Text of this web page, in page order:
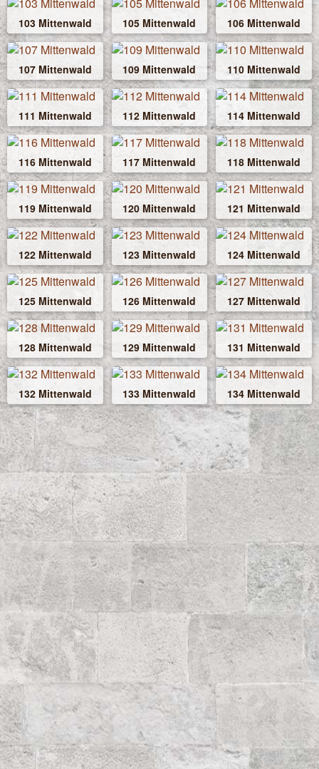
103 Mittenwald 105 Mittenwald 106 Mittenwald
107 Mittenwald 109 Mittenwald 110 Mittenwald
111 Mittenwald 112 Mittenwald 114 Mittenwald
116 Mittenwald 117 Mittenwald 118 Mittenwald
119 Mittenwald 120 Mittenwald 121 Mittenwald
122 Mittenwald 123 Mittenwald 124 Mittenwald
125 Mittenwald 126 Mittenwald 127 Mittenwald
128 Mittenwald 129 Mittenwald 131 Mittenwald
132 Mittenwald 133 Mittenwald 134 Mittenwald